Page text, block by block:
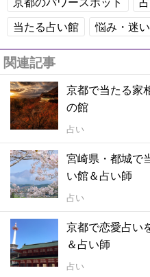
当たる占い館
悩み・迷い
関連記事
京都で当たる家
の館
占い
宮崎県・都城で
い館＆占い師
占い
京都で恋愛占い
＆占い師
占い